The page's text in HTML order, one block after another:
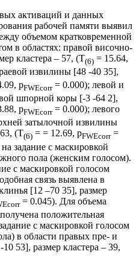
активаций и данных
рабочей памяти выявил
объемом кратковременной
в областях: правой височно-
кластера – 57, (T(6) = 15.64,
извилины [48 -40 35],
pFWEcorr= 0.000); левой и
шпорной коры [-3 -64 2],
pFWEcorr= 0.000); левого
затылочной извилины
(T(6) = = 12.69, pFWEcorr=
задание с маскировкой
пола (женским голосом).
с маскировкой голосом
связь выявлена в
[12 –70 35], размер
= 0.045). Для объема
положительная
с маскировкой голосом
в области правых пре- и
53], размер кластера – 39,